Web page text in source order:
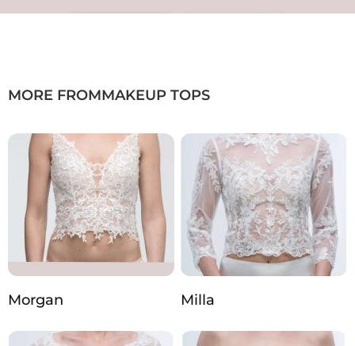
MORE FROMMAKEUP TOPS
Morgan Milla